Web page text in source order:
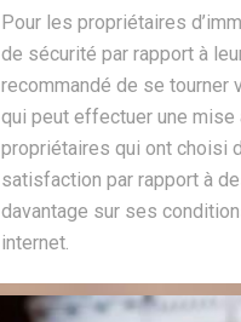
Pour les propriétaires
de sécurité par rapport à
recommandé de se tourner
qui peut effectuer une
propriétaires qui ont choisi
satisfaction par rapport à
davantage sur ses
internet.